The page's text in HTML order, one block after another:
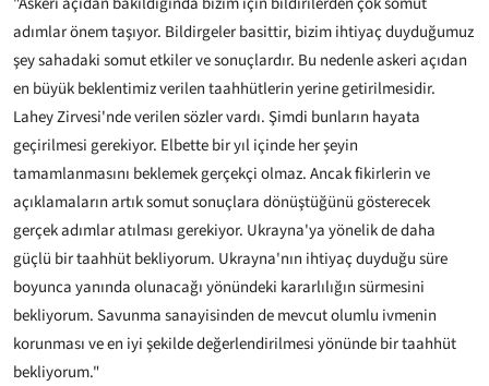
adımlar önem taşıyor. Bildirgeler basittir, bizim ihtiyaç duyduğumuz
şey sahadaki somut etkiler ve sonuçlardır. Bu nedenle askeri açıdan
en büyük beklentimiz verilen taahhütlerin yerine getirilmesidir.
Lahey Zirvesi'nde verilen sözler vardı. Şimdi bunların hayata
geçirilmesi gerekiyor. Elbette bir yıl içinde her şeyin
tamamlanmasını beklemek gerçekçi olmaz. Ancak fikirlerin ve
açıklamaların artık somut sonuçlara dönüştüğünü gösterecek
gerçek adımlar atılması gerekiyor. Ukrayna'ya yönelik de daha
güçlü bir taahhüt bekliyorum. Ukrayna'nın ihtiyaç duyduğu süre
boyunca yanında olunacağı yönündeki kararlılığın sürmesini
bekliyorum. Savunma sanayisinden de mevcut olumlu ivmenin
korunması ve en iyi şekilde değerlendirilmesi yönünde bir taahhüt
bekliyorum."